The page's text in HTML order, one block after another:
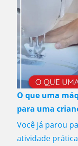
O que uma
para uma
Você já parou
atividade